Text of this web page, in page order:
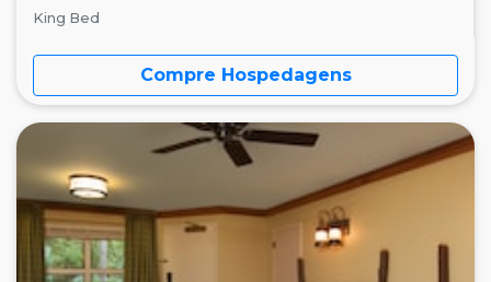
King Bed
Compre Hospedagens